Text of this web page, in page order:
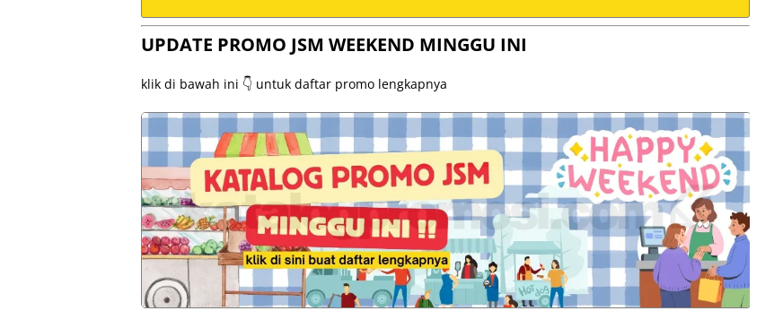
UPDATE PROMO JSM WEEKEND MINGGU INI
klik di bawah ini 👇 untuk daftar promo lengkapnya